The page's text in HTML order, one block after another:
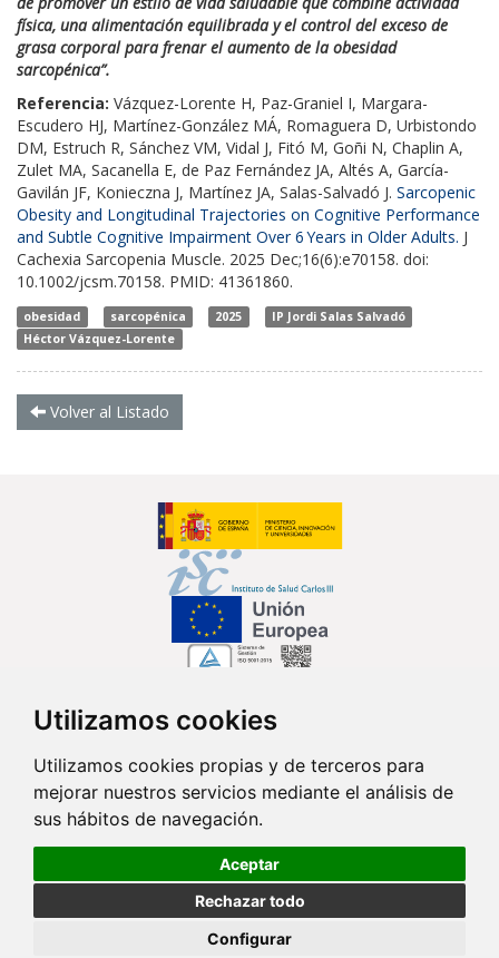
Utilizamos cookies
Utilizamos cookies propias y de terceros para
mejorar nuestros servicios mediante el análisis de
sus hábitos de navegación.
Aceptar
Rechazar todo
Configurar
física, una alimentación equilibrada y el control del exceso de
grasa corporal para frenar el aumento de la obesidad
sarcopénica”.
Referencia: Vázquez-Lorente H, Paz-Graniel I, Margara-
Escudero HJ, Martínez-González MÁ, Romaguera D, Urbistondo
DM, Estruch R, Sánchez VM, Vidal J, Fitó M, Goñi N, Chaplin A,
Zulet MA, Sacanella E, de Paz Fernández JA, Altés A, García-
Gavilán JF, Konieczna J, Martínez JA, Salas-Salvadó J. Sarcopenic
Obesity and Longitudinal Trajectories on Cognitive Performance
and Subtle Cognitive Impairment Over 6Years in Older Adults. J
Cachexia Sarcopenia Muscle. 2025 Dec;16(6):e70158. doi:
10.1002/jcsm.70158. PMID: 41361860.
obesidad sarcopénica 2025
IP Jordi Salas Salvadó
Héctor Vázquez-Lorente
Volver al Listado
Síguenos en...
Contacto
Av. Monforte de Lemos, 3-5. Pabellón 11. Planta 0 28029 Madrid
info@ciberisciii.es
Política de Privacidad
| Portal de Transparencia